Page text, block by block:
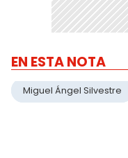
EN ESTA NOTA
Miguel Ángel Silvestre